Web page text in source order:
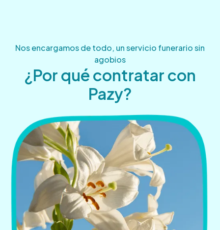
Nos encargamos de todo, un servicio funerario sin
agobios
¿Por qué contratar con
Pazy?